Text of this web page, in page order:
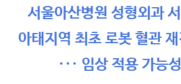
서울아산병원 성형외과
아태지역 최초 로봇 혈관
··· 임상 적용 가능